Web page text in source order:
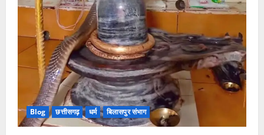
Blog छत्तीसगढ़ धर्म बिलासपुर संभाग